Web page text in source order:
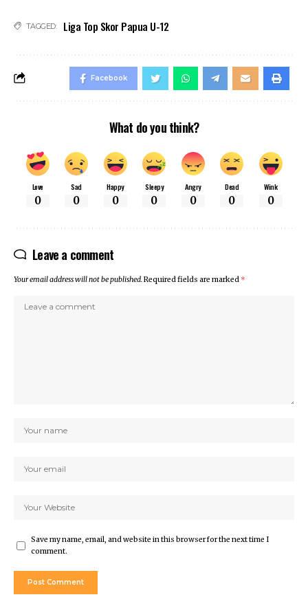
TAGGED: Liga Top Skor Papua U-12
Facebook
What do you think?
Love
0
Sad
0
Happy
0
Sleepy
0
Angry
0
Dead
0
Wink
0
Leave a comment
Your email address will not be published.Required fields are marked *
Save my name, email, and website in this browser for the next time I
comment.